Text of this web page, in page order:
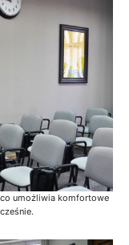
umożliwia komfortowe